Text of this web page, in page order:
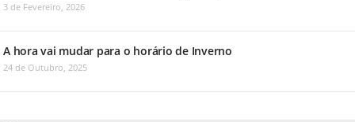
3 de Fevereiro, 2026
A hora vai mudar para o horário de Inverno
24 de Outubro, 2025